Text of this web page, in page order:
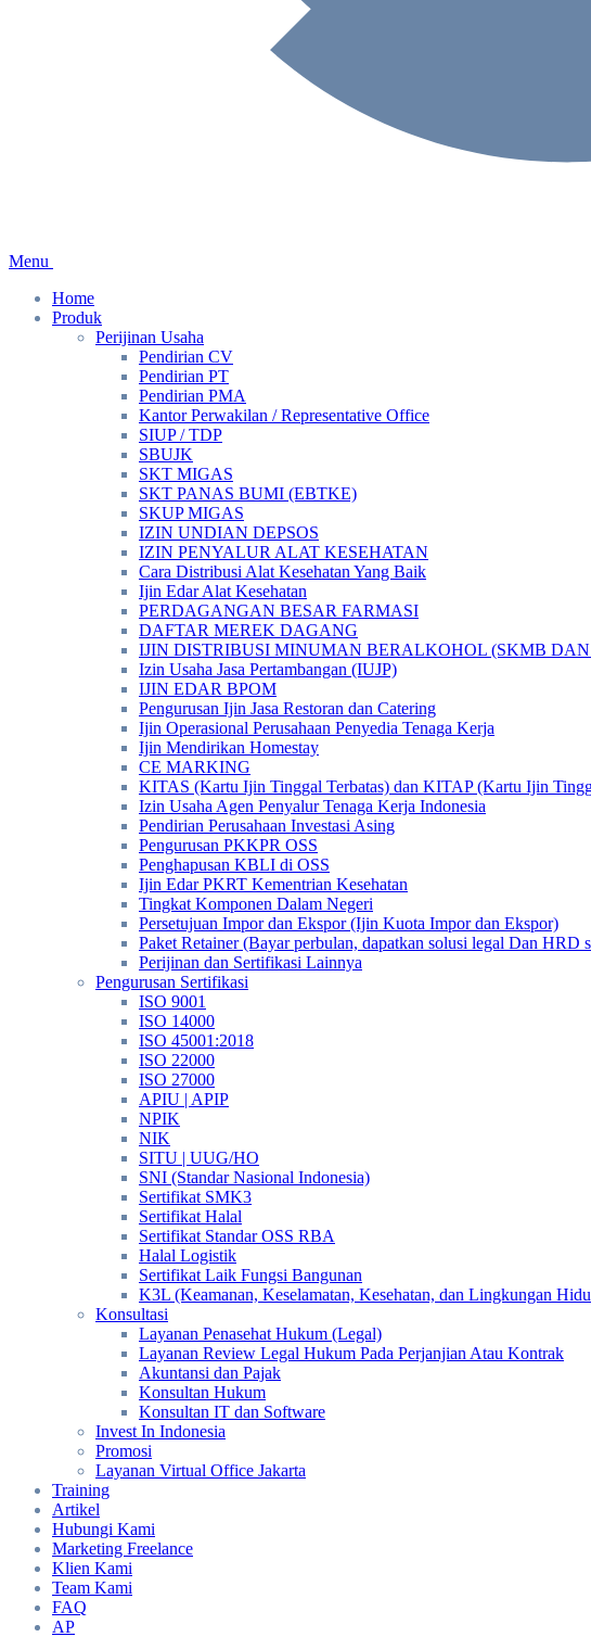
Menu
Home
Produk
Perijinan Usaha
Pendirian CV
Pendirian PT
Pendirian PMA
Kantor Perwakilan / Representative Office
SIUP / TDP
SBUJK
SKT MIGAS
SKT PANAS BUMI (EBTKE)
SKUP MIGAS
IZIN UNDIAN DEPSOS
IZIN PENYALUR ALAT KESEHATAN
Cara Distribusi Alat Kesehatan Yang Baik
Ijin Edar Alat Kesehatan
PERDAGANGAN BESAR FARMASI
DAFTAR MEREK DAGANG
IJIN DISTRIBUSI MINUMAN BERALKOHOL (SKMB
Izin Usaha Jasa Pertambangan (IUJP)
IJIN EDAR BPOM
Pengurusan Ijin Jasa Restoran dan Catering
Ijin Operasional Perusahaan Penyedia Tenaga Kerja
Ijin Mendirikan Homestay
CE MARKING
KITAS (Kartu Ijin Tinggal Terbatas) dan KITAP (Kartu Ijin
Izin Usaha Agen Penyalur Tenaga Kerja Indonesia
Pendirian Perusahaan Investasi Asing
Pengurusan PKKPR OSS
Penghapusan KBLI di OSS
Ijin Edar PKRT Kementrian Kesehatan
Tingkat Komponen Dalam Negeri
Persetujuan Impor dan Ekspor (Ijin Kuota Impor dan Ekspor)
Paket Retainer (Bayar perbulan, dapatkan solusi legal Dan HRD
Perijinan dan Sertifikasi Lainnya
Pengurusan Sertifikasi
ISO 9001
ISO 14000
ISO 45001:2018
ISO 22000
ISO 27000
APIU | APIP
NPIK
NIK
SITU | UUG/HO
SNI (Standar Nasional Indonesia)
Sertifikat SMK3
Sertifikat Halal
Sertifikat Standar OSS RBA
Halal Logistik
Sertifikat Laik Fungsi Bangunan
K3L (Keamanan, Keselamatan, Kesehatan, dan Lingkungan
Konsultasi
Layanan Penasehat Hukum (Legal)
Layanan Review Legal Hukum Pada Perjanjian Atau Kontrak
Akuntansi dan Pajak
Konsultan Hukum
Konsultan IT dan Software
Invest In Indonesia
Promosi
Layanan Virtual Office Jakarta
Training
Artikel
Hubungi Kami
Marketing Freelance
Klien Kami
Team Kami
FAQ
AP